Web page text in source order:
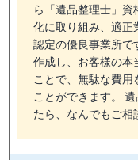
ら「遺品整理士」
化に取り組み、適正
認定の優良事業所で
作成し、お客様の本
ことで、無駄な費用
ことができます。
たら、なんでもご相